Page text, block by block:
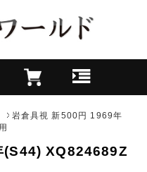
岩倉具視 新500円 1969年
(S44) XQ824689Z